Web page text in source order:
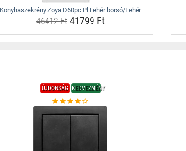
Konyhaszekrény Zoya D60pc Pl Fehér borsó/Fehér
46412 Ft41799 Ft
ÚJDONSÁG KEDVEZMÉNY